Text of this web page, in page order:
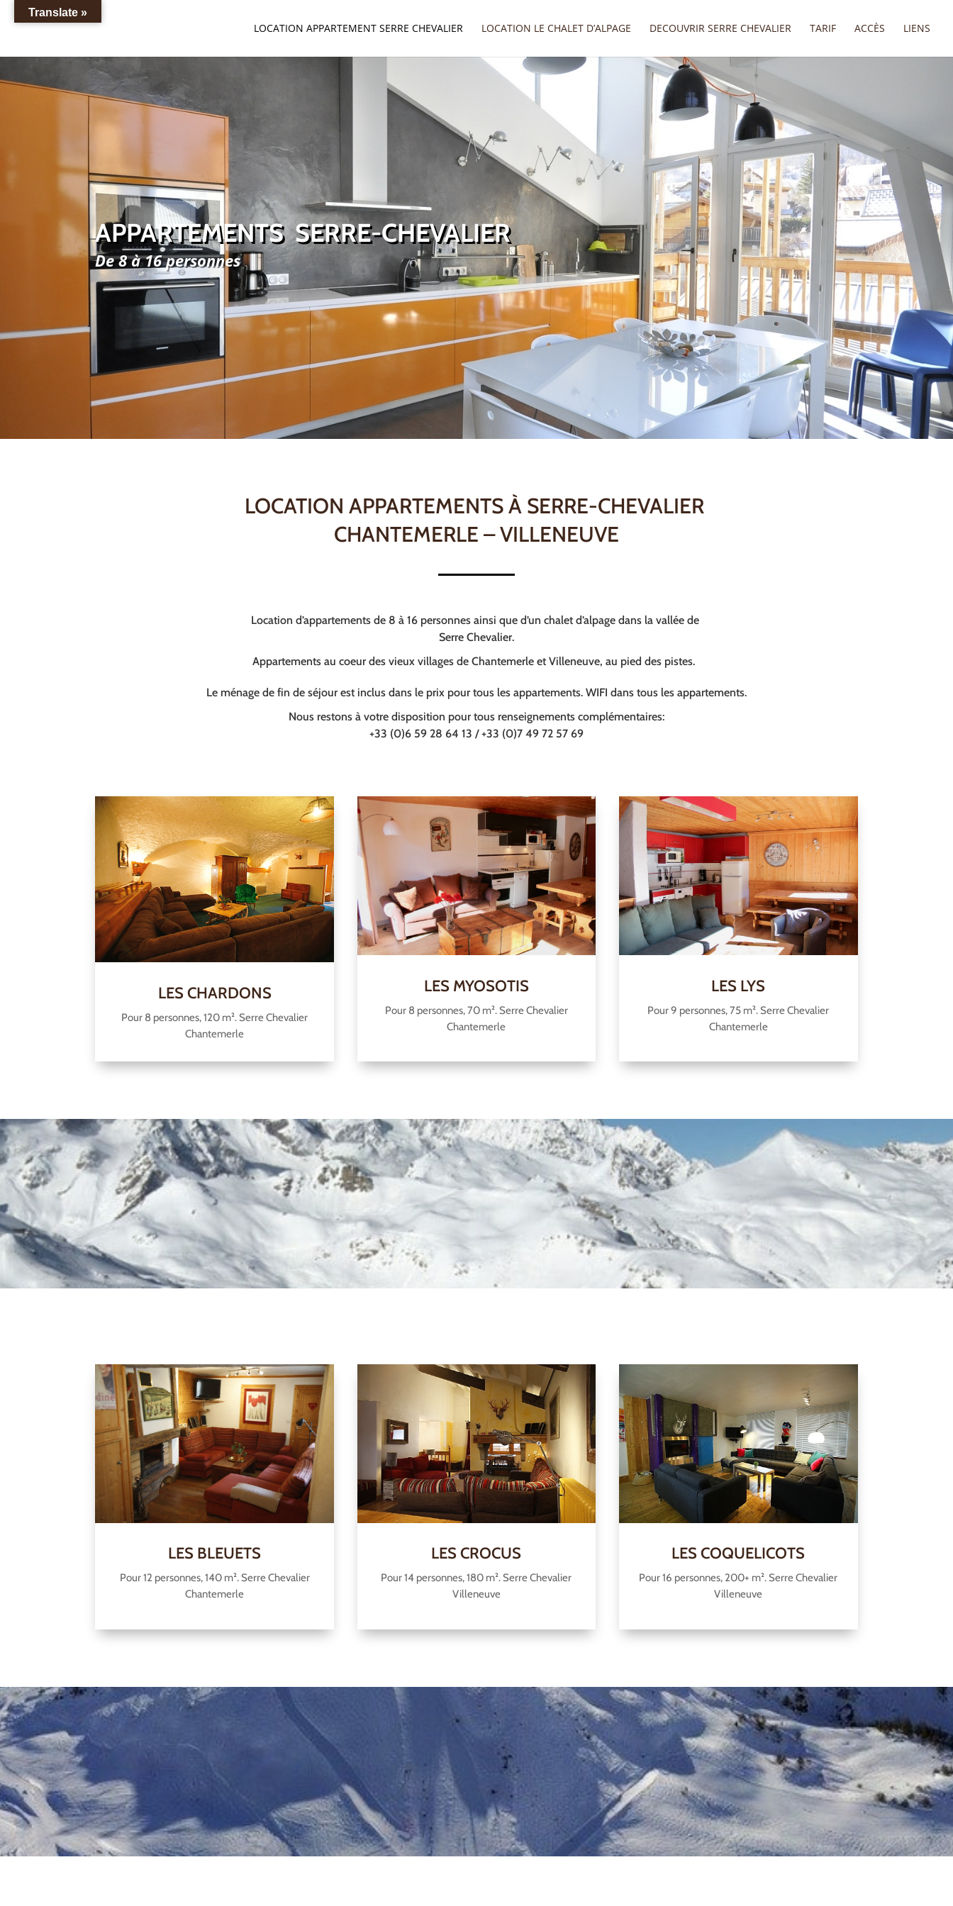
LOCATION APPARTEMENT SERRE CHEVALIER LOCATION LE CHALET D’ALPAGE DECOUVRIR SERRE CHEVALIER TARIF ACCÈS LIENS
APPARTEMENTS SERRE-CHEVALIER
De 8 à 16 personnes
LOCATION APPARTEMENTS À SERRE-CHEVALIER
CHANTEMERLE – VILLENEUVE
Location d’appartements de 8 à 16 personnes ainsi que d’un chalet d’alpage dans la vallée de
Serre Chevalier.
Appartements au coeur des vieux villages de Chantemerle et Villeneuve, au pied des pistes.
Le ménage de fin de séjour est inclus dans le prix pour tous les appartements. WIFI dans tous les appartements.
Nous restons à votre disposition pour tous renseignements complémentaires:
+33 (0)6 59 28 64 13 / +33 (0)7 49 72 57 69
LES CHARDONS
Pour 8 personnes, 120 m². Serre Chevalier
Chantemerle
LES MYOSOTIS
Pour 8 personnes, 70 m². Serre Chevalier
Chantemerle
LES LYS
Pour 9 personnes, 75 m². Serre Chevalier
Chantemerle
LES BLEUETS
Pour 12 personnes, 140 m². Serre Chevalier
Chantemerle
LES CROCUS
Pour 14 personnes, 180 m². Serre Chevalier
Villeneuve
LES COQUELICOTS
Pour 16 personnes, 200+ m². Serre Chevalier
Villeneuve
Translate »